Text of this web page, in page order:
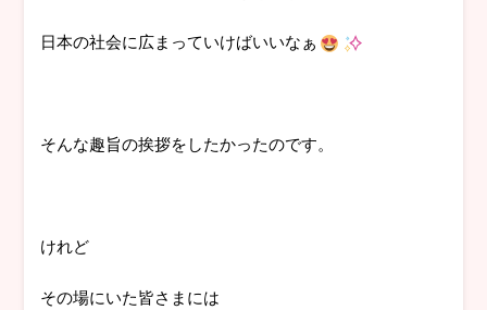
日本の社会に広まっていけばいいなぁ
そんな趣旨の挨拶をしたかったのです。
けれど
その場にいた皆さまには